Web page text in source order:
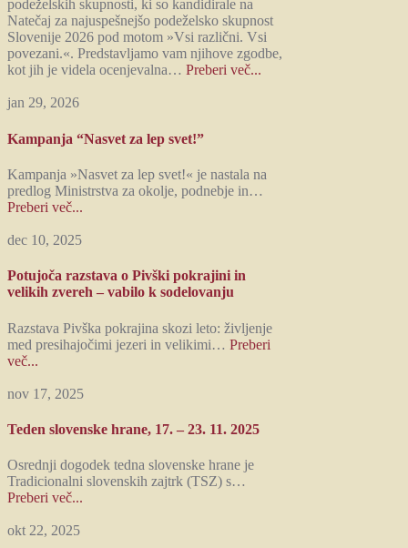
podeželskih skupnosti, ki so kandidirale na
Natečaj za najuspešnejšo podeželsko skupnost
Slovenije 2026 pod motom »Vsi različni. Vsi
povezani.«. Predstavljamo vam njihove zgodbe,
kot jih je videla ocenjevalna… Preberi več...
jan 29, 2026
Kampanja “Nasvet za lep svet!”
Kampanja »Nasvet za lep svet!« je nastala na
predlog Ministrstva za okolje, podnebje in…
Preberi več...
dec 10, 2025
Potujoča razstava o Pivški pokrajini in
velikih zvereh – vabilo k sodelovanju
Razstava Pivška pokrajina skozi leto: življenje
med presihajočimi jezeri in velikimi… Preberi
več...
nov 17, 2025
Teden slovenske hrane, 17. – 23. 11. 2025
Osrednji dogodek tedna slovenske hrane je
Tradicionalni slovenskih zajtrk (TSZ) s…
Preberi več...
okt 22, 2025